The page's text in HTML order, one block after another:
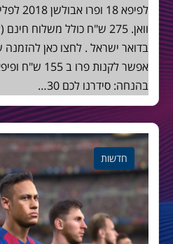
בהנחה: סידרנו לכם 30…
חדשות